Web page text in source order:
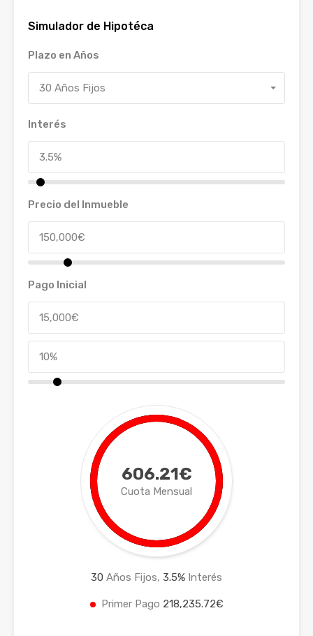
Simulador de Hipotéca
Plazo en Años
30 Años Fijos
Interés
Precio del Inmueble
Pago Inicial
606.21€
Cuota Mensual
30 Años Fijos, 3.5% Interés
Primer Pago 218,235.72€